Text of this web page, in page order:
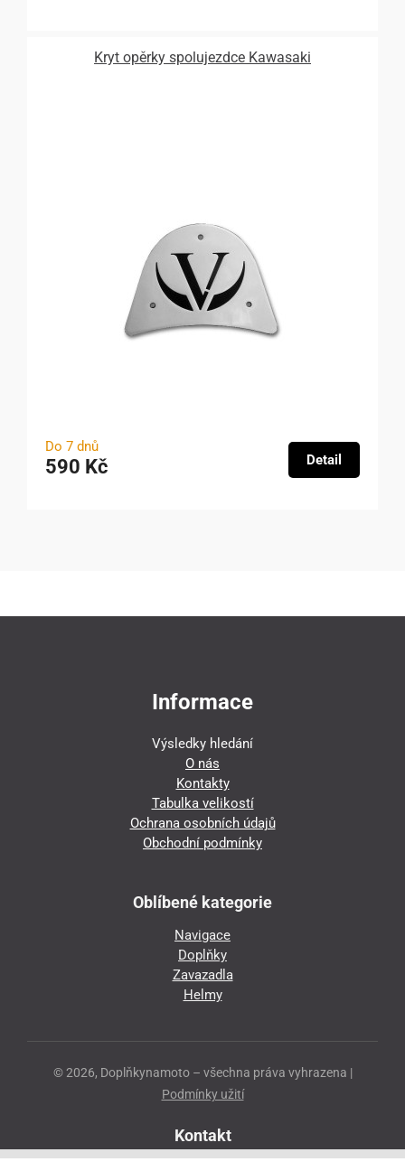
Kryt opěrky spolujezdce Kawasaki
Do 7 dnů
590 Kč Detail
Informace
Výsledky hledání
O nás
Kontakty
Tabulka velikostí
Ochrana osobních údajů
Obchodní podmínky
Oblíbené kategorie
Navigace
Doplňky
Zavazadla
Helmy
© 2026, Doplňkynamoto – všechna práva vyhrazena |
Podmínky užití
Kontakt